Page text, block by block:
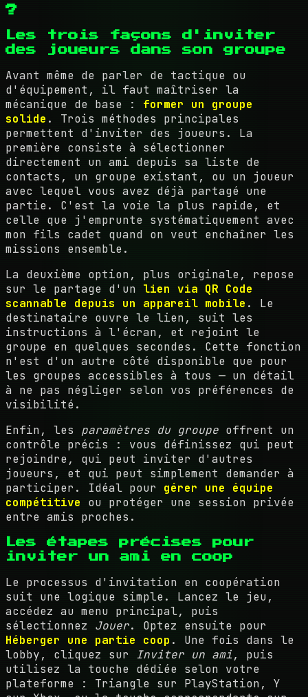
?
Les trois façons d'inviter
des joueurs dans son groupe
Avant même de parler de tactique ou
d'équipement, il faut maîtriser la
mécanique de base : former un groupe
solide . Trois méthodes principales
permettent d'inviter des joueurs. La
première consiste à sélectionner
directement un ami depuis sa liste de
contacts, un groupe existant, ou un joueur
avec lequel vous avez déjà partagé une
partie. C'est la voie la plus rapide, et
celle que j'emprunte systématiquement avec
mon fils cadet quand on veut enchaîner les
missions ensemble.
La deuxième option, plus originale, repose
sur le partage d'un lien via QR Code
scannable depuis un appareil mobile . Le
destinataire ouvre le lien, suit les
instructions à l'écran, et rejoint le
groupe en quelques secondes. Cette fonction
n'est d'un autre côté disponible que pour
les groupes accessibles à tous — un détail
à ne pas négliger selon vos préférences de
visibilité.
Enfin, les paramètres du groupe offrent un
contrôle précis : vous définissez qui peut
rejoindre, qui peut inviter d'autres
joueurs, et qui peut simplement demander à
participer. Idéal pour gérer une équipe
compétitive ou protéger une session privée
entre amis proches.
Les étapes précises pour
inviter un ami en coop
Le processus d'invitation en coopération
suit une logique simple. Lancez le jeu,
accédez au menu principal, puis
sélectionnez Jouer. Optez ensuite pour
Héberger une partie coop . Une fois dans le
lobby, cliquez sur Inviter un ami, puis
utilisez la touche dédiée selon votre
plateforme : Triangle sur PlayStation, Y